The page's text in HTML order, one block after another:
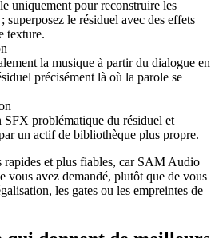
uniquement pour reconstruire les
superposez le résiduel avec des effets
texture.
la musique à partir du dialogue en
précisément là où la parole se
SFX problématique du résiduel et
un actif de bibliothèque plus propre.
rapides et plus fiables, car SAM Audio
vous avez demandé, plutôt que de vous
les gates ou les empreintes de